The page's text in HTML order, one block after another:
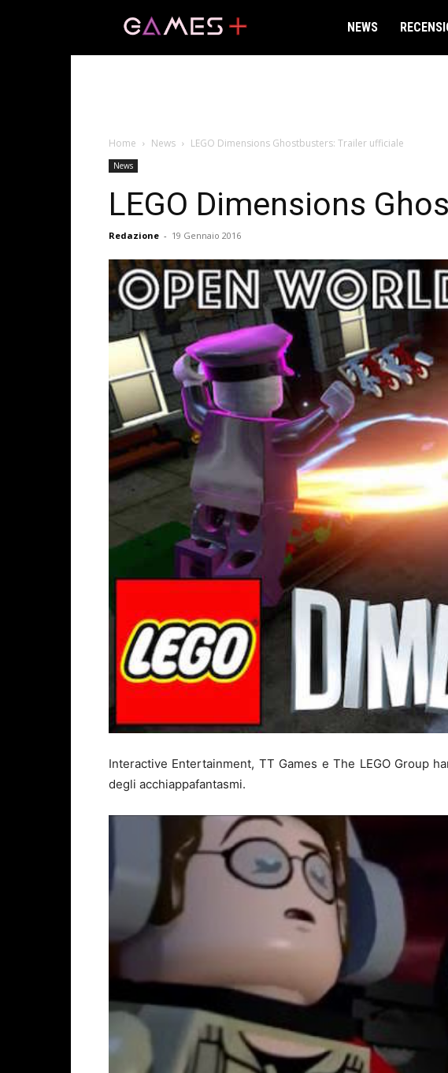
NEWS
Home News LEGO Dimensions Ghostbusters: Trailer ufficiale
News
LEGO Dimensions
Redazione - 19 Gennaio 2016
Interactive Entertainment, TT Games e The LEGO Group
degli acchiappafantasmi.